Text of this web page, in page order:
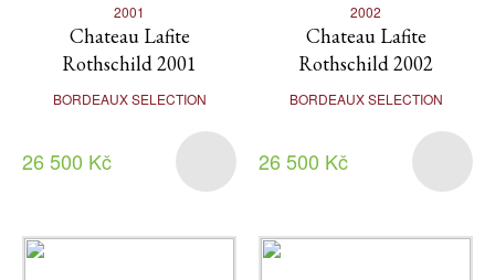
2001
Chateau Lafite
Rothschild 2001
BORDEAUX SELECTION
26 500 Kč
2002
Chateau Lafite
Rothschild 2002
BORDEAUX SELECTION
26 500 Kč